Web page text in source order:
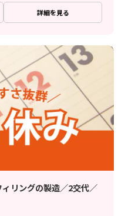
詳細を見る
ィリングの製造／2交代／